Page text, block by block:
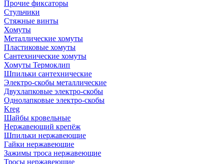
Прочие фиксаторы
Стульчики
Стяжные винты
Хомуты
Металлические хомуты
Пластиковые хомуты
Сантехнические хомуты
Хомуты Термоклип
Шпильки сантехнические
Электро-скобы металлические
Двухлапковые электро-скобы
Однолапковые электро-скобы
Kreg
Шайбы кровельные
Нержавеющий крепёж
Шпильки нержавеющие
Гайки нержавеющие
Зажимы троса нержавеющие
Тросы нержавеющие